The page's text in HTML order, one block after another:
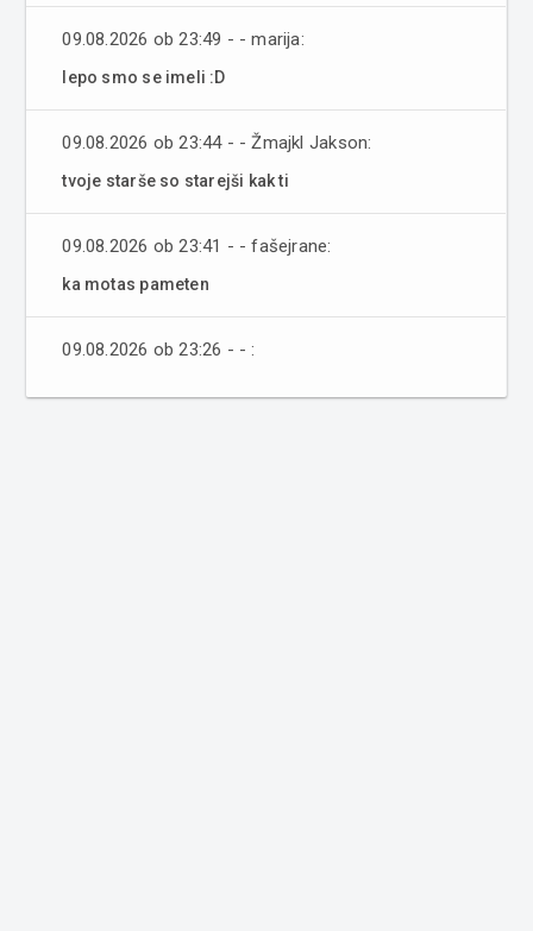
09.08.2026 ob 23:49 - - marija:
lepo smo se imeli :D
09.08.2026 ob 23:44 - - Žmajkl Jakson:
tvoje starše so starejši kak ti
09.08.2026 ob 23:41 - - fašejrane:
ka motas pameten
09.08.2026 ob 23:26 - - :